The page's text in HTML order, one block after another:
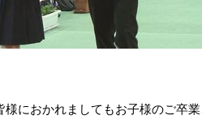
におかれましてもお子様のご卒業